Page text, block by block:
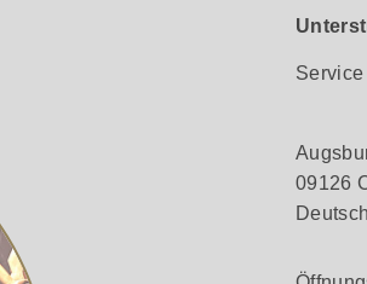
Magnetsystemen –
für die Elysian- und Aura-Serie
der sich harmonisch in das
09126